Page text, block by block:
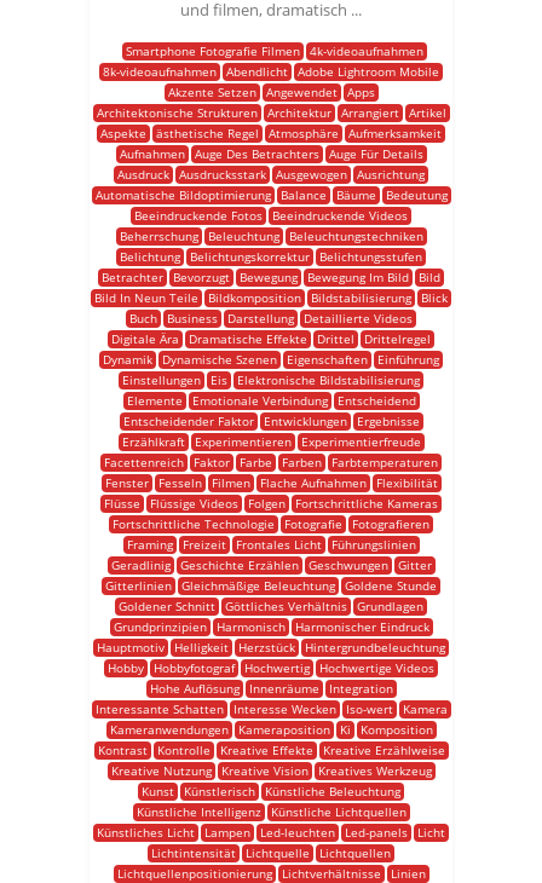
und filmen, dramatisch ...
Smartphone Fotografie Filmen
4k-videoaufnahmen
8k-videoaufnahmen Abendlicht Adobe Lightroom Mobile
Akzente Setzen
Angewendet
Apps
Architektonische Strukturen
Architektur Arrangiert
Artikel
Aspekte
ästhetische Regel Atmosphäre
Aufmerksamkeit
Aufnahmen
Auge Des Betrachters
Auge Für Details
Ausdruck Ausdrucksstark Ausgewogen Ausrichtung
Automatische Bildoptimierung
Balance Bäume
Bedeutung
Beeindruckende Fotos
Beeindruckende Videos
Beherrschung
Beleuchtung
Beleuchtungstechniken
Belichtung
Belichtungskorrektur
Belichtungsstufen
Betrachter
Bevorzugt Bewegung Bewegung Im Bild
Bild
Bild In Neun Teile
Bildkomposition Bildstabilisierung
Blick
Buch
Business Darstellung
Detaillierte Videos
Digitale Ära
Dramatische Effekte Drittel
Drittelregel
Dynamik
Dynamische Szenen Eigenschaften
Einführung
Einstellungen
Eis
Elektronische Bildstabilisierung
Elemente
Emotionale Verbindung
Entscheidend
Entscheidender Faktor
Entwicklungen
Ergebnisse
Erzählkraft
Experimentieren
Experimentierfreude
Facettenreich
Faktor Farbe Farben
Farbtemperaturen
Fenster
Fesseln Filmen Flache Aufnahmen
Flexibilität
Flüsse
Flüssige Videos Folgen
Fortschrittliche Kameras
Fortschrittliche Technologie
Fotografie
Fotografieren
Framing
Freizeit Frontales Licht
Führungslinien
Geradlinig
Geschichte Erzählen Geschwungen
Gitter
Gitterlinien Gleichmäßige Beleuchtung Goldene Stunde
Goldener Schnitt Göttliches Verhältnis Grundlagen
Grundprinzipien
Harmonisch
Harmonischer Eindruck
Hauptmotiv
Helligkeit Herzstück
Hintergrundbeleuchtung
Hobby
Hobbyfotograf Hochwertig
Hochwertige Videos
Hohe Auflösung
Innenräume
Integration
Interessante Schatten
Interesse Wecken Iso-wert
Kamera
Kameranwendungen
Kameraposition Ki
Komposition
Kontrast
Kontrolle Kreative Effekte
Kreative Erzählweise
Kreative Nutzung
Kreative Vision
Kreatives Werkzeug
Kunst
Künstlerisch
Künstliche Beleuchtung
Künstliche Intelligenz
Künstliche Lichtquellen
Künstliches Licht
Lampen Led-leuchten Led-panels
Licht
Lichtintensität
Lichtquelle
Lichtquellen
Lichtquellenpositionierung
Lichtverhältnisse
Linien